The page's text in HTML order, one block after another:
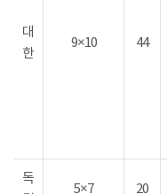
대
한
9×10 44
독
5×7 20